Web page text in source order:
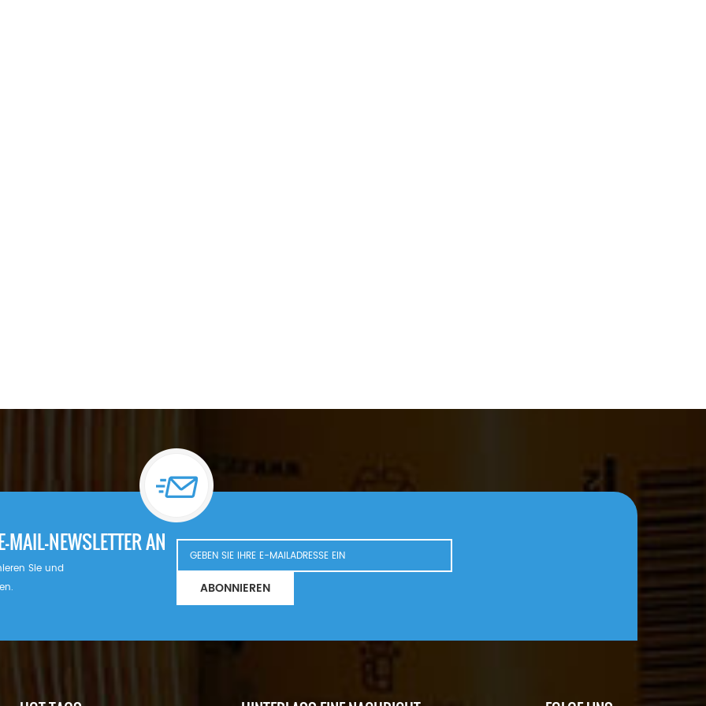
NEWSLETTER AN
Sie und
ABONNIEREN